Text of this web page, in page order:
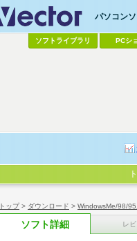
トップ> ダウンロード > WindowsMe/98/95
ソフト詳細 レ
パソコン
ソフトライブラリ PCシ